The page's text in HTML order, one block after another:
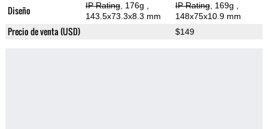
Diseño IP Rating, 176g
143.5x73.3x8.3 mm
IP Rating, 169g
148x75x10.9 mm
Precio de venta (USD) $149